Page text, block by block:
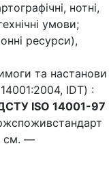
нотні,
умови;
ресурси),
та настанови
IDT) :
ISO 14001-97
см. —